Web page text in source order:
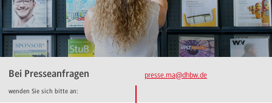
Bei Presseanfragen
wenden Sie sich bitte an:
presse.ma@dhbw.de